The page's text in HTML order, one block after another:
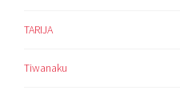
TARIJA
Tiwanaku